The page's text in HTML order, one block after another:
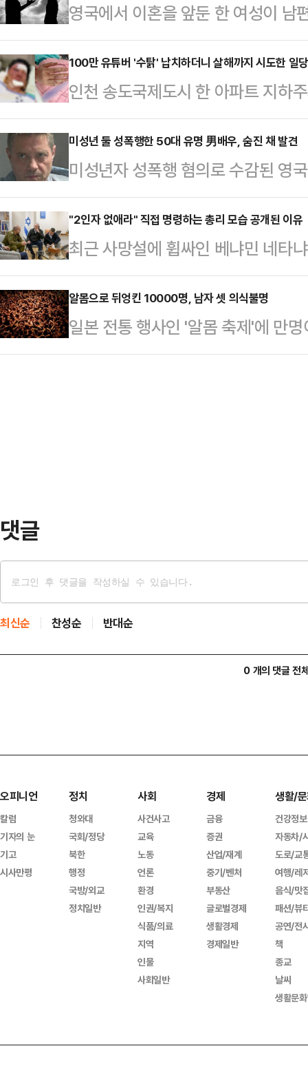
영국에서 이혼을 앞둔 한 여성이 남
억 8000만 파운드(한화 약 3500억
판에 넘겨졌다.16일(현지시간) 영
에 거주 중인 사업가 핑 파이 위엔
고등법원에 소송을 제기했다. 아내
자신이 숨겨둔 보안 비밀번호를 알
2323개로, 현재 가치로 약 1억
당…
100만 유튜버 '수탉' 납치하더니 살해까지 시도한 일
인천 송도국제도시 한 아파트 지하
납치하고 폭행한 일당 3명 중 2명
법조계에 따르면 검찰은 인천지법
20일 열린 결심공판에서 강도살인
(24·남)에게 무기징역을 구형했다.
방조) 등 혐의로 구속기소된 C씨에
인 범행이고, 상해가 중하다"며 "피
원하고 …
미성년 둘 성폭행한 50대 유명 男배우, 숨진 채 발견
미성년자 성폭행 혐의로 수감된 영
도소에서 사망했다.15일(현지시간
당국은 지난 13일 성명을 통해 알
지 두 달 만에 숨진 채 발견됐다고
건의 일반적 절차에 따라 교정 보
정"이라고 전했다.알포드는 2022
시 14세와 15세였던 소녀 2명을
"2인자 없애라" 직접 명령하는 총리 모습 공개된 이유
최근 사망설에 휩싸인 베냐민 네타
란 지도부 공습을 직접 지시하는 모
셜미디어(SNS) 엑스(X)에 "네타냐
하라고 명령하는 모습"이라는 설명
총리는 한 손에 전화기를 들고 현장
알몸으로 뒤엉킨 10000명, 남자 셋 의식불명
일본 전통 행사인 '알몸 축제'에 만
에 빠지는 사고가 발생했다.23일
댓글
최신순 찬성순 반대순
0 개의 댓글 전
오피니언
칼럼
기자의 눈
기고
시사만평
정치
청와대
국회/정당
북한
행정
국방/외교
정치일반
사회
사건사고
교육
노동
언론
환경
인권/복지
식품/의료
지역
인물
사회일반
경제
금융
증권
산업/재계
중기/벤처
부동산
글로벌경제
생활경제
경제일반
생활/
건강정보
자동차/
도로/교
여행/레
음식/맛
패션/뷰
공연/전
책
종교
날씨
생활문